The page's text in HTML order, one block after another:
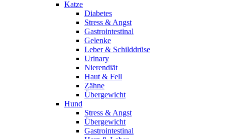
Katze
Diabetes
Stress & Angst
Gastrointestinal
Gelenke
Leber & Schilddrüse
Urinary
Nierendiät
Haut & Fell
Zähne
Übergewicht
Hund
Stress & Angst
Übergewicht
Gastrointestinal